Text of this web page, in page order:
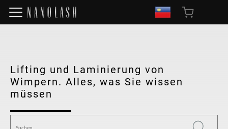
Lifting und Laminierung von
Wimpern. Alles, was Sie wissen
müssen